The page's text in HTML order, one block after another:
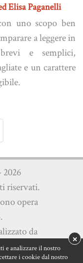
e analizzare il nostro
i cookie dal nostro
×
Elisa Paganelli
uno scopo ben
a leggere in
e semplici,
e un carattere
riservati.
opera
da